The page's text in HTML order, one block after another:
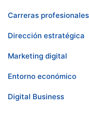
Carreras profesionales
Dirección estratégica
Marketing digital
Entorno económico
Digital Business